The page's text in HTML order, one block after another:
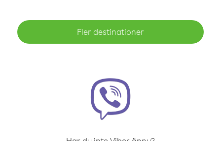
Fler destinationer